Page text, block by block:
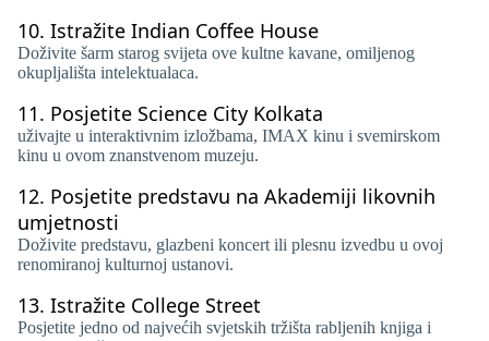
10. Istražite Indian Coffee House
Doživite šarm starog svijeta ove kultne kavane, omiljenog
okupljališta intelektualaca.
11. Posjetite Science City Kolkata
uživajte u interaktivnim izložbama, IMAX kinu i svemirskom
kinu u ovom znanstvenom muzeju.
12. Posjetite predstavu na Akademiji likovnih
umjetnosti
Doživite predstavu, glazbeni koncert ili plesnu izvedbu u ovoj
renomiranoj kulturnoj ustanovi.
13. Istražite College Street
Posjetite jedno od najvećih svjetskih tržišta rabljenih knjiga i